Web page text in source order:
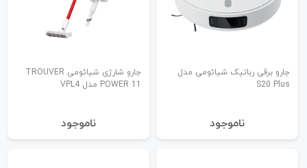
جارو برقی رباتیک شیائومی مدل
S20 Plus
نا‌موجود
جارو شارژی شیائومی TROUVER
POWER 11 مدل VPL4
نا‌موجود